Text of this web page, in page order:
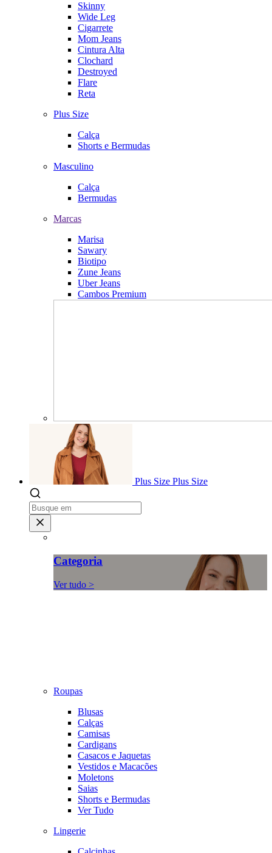
Skinny
Wide Leg
Cigarrete
Mom Jeans
Cintura Alta
Clochard
Destroyed
Flare
Reta
Plus Size
Calça
Shorts e Bermudas
Masculino
Calça
Bermudas
Marcas
Marisa
Sawary
Biotipo
Zune Jeans
Uber Jeans
Cambos Premium
Plus Size Plus Size
Categoria
Ver tudo >
Roupas
Blusas
Calças
Camisas
Cardigans
Casacos e Jaquetas
Vestidos e Macacões
Moletons
Saias
Shorts e Bermudas
Ver Tudo
Lingerie